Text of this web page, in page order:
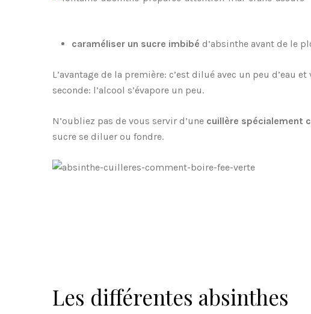
caraméliser un sucre imbibé d’absinthe avant de le
L’avantage de la première: c’est dilué avec un peu d’eau
seconde: l’alcool s’évapore un peu.
N’oubliez pas de vous servir d’une cuillère spécialement
sucre se diluer ou fondre.
Les différentes absinthes